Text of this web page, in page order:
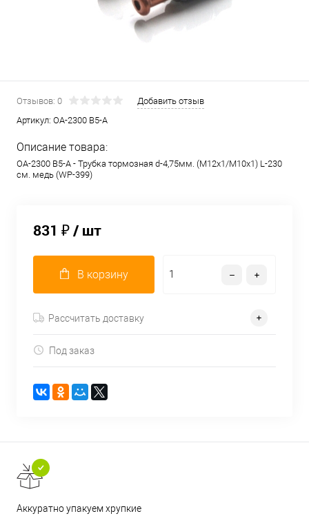
Отзывов: 0
Добавить отзыв
Артикул: OA-2300 B5-A
Описание товара:
OA-2300 B5-A - Трубка тормозная d-4,75мм. (М12х1/М10х1) L-230
см. медь (WP-399)
831 ₽/ шт
В корзину
Рассчитать доставку
Под заказ
Аккуратно упакуем хрупкие